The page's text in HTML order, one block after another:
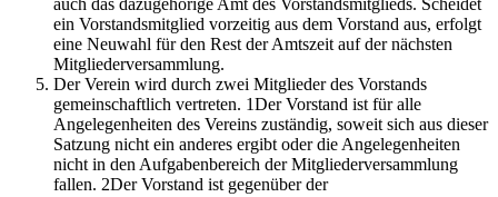
ein Vorstandsmitglied vorzeitig aus dem Vorstand aus, erfolgt
eine Neuwahl für den Rest der Amtszeit auf der nächsten
Mitgliederversammlung.
Der Verein wird durch zwei Mitglieder des Vorstands
gemeinschaftlich vertreten. 1Der Vorstand ist für alle
Angelegenheiten des Vereins zuständig, soweit sich aus dieser
Satzung nicht ein anderes ergibt oder die Angelegenheiten
nicht in den Aufgabenbereich der Mitgliederversammlung
fallen. 2Der Vorstand ist gegenüber der